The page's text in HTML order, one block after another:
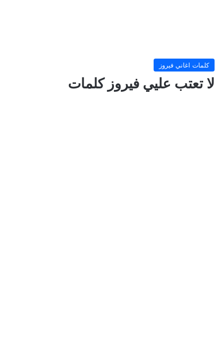
كلمات اغاني فيروز
لا تعتب عليي فيروز كلمات